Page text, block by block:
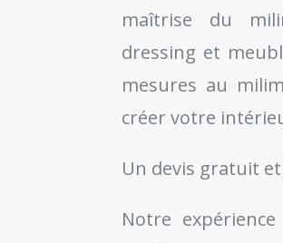
maîtrise du
dressing et
mesures au
créer votre
Un devis gratuit
Notre